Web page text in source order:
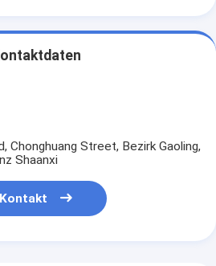
Chonghuang Street, Bezirk Gaoling,
Shaanxi
Kontakt